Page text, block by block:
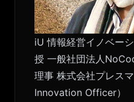
iU 情報経営イノベー
授 一般社団法人
理事 株式会社プレス
Innovation Officer）